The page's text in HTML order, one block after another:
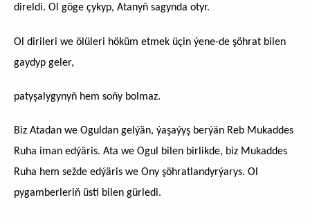
direldi. Ol göge çykyp, Atanyň sagynda otyr.
Ol dirileri we ölüleri höküm etmek üçin ýene-de şöhrat bilen
gaydyp geler,
patyşalygynyň hem soňy bolmaz.
Biz Atadan we Oguldan gelýän, ýaşaýyş berýän Reb Mukaddes
Ruha iman edýäris. Ata we Ogul bilen birlikde, biz Mukaddes
Ruha hem sežde edýäris we Ony şöhratlandyrýarys. Ol
pygamberleriň üsti bilen gürledi.